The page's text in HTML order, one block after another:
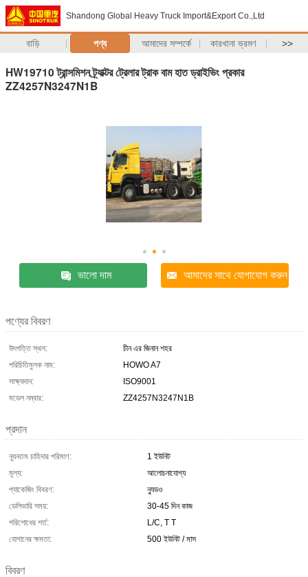
Shandong Global Heavy Truck Import&Export Co.,Ltd
বাড়ি পণ্য আমাদের সম্পর্কে কারখানা ভ্রমণ >>
HW19710 ট্রান্সমিশন ট্র্যাক্টর ট্রেলার ট্রাক বাম হাত ড্রাইভিং প্রকার
ZZ4257N3247N1B
ভালো দাম আমাদের সাথে যোগাযোগ করুন
পণ্যের বিবরণ
উৎপত্তি স্থল:
চীন এর জিনান শহর
পরিচিতিমুলক নাম:
HOWO A7
সাক্ষ্যদান:
ISO9001
মডেল নম্বার:
ZZ4257N3247N1B
প্রদান
ন্যূনতম চাহিদার পরিমাণ:
1 ইউনিট
মূল্য:
আলোচনাযোগ্য
প্যাকেজিং বিবরণ:
ন্যুডও
ডেলিভারি সময়:
30-45 দিন কাজ
পরিশোধের শর্ত:
L/C, T T
যোগানের ক্ষমতা:
500 ইউনিট / মাস
বিবরণ